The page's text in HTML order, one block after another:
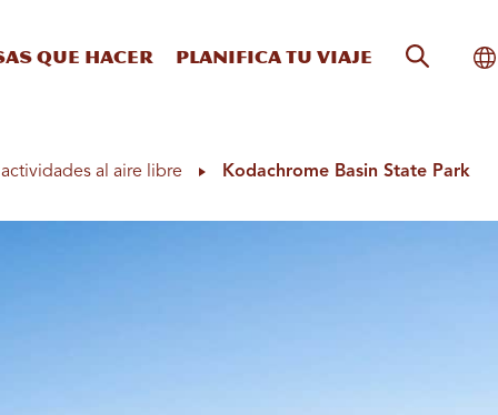
que hacer Planifica tu viaje
al aire libre Kodachrome Basin State Park